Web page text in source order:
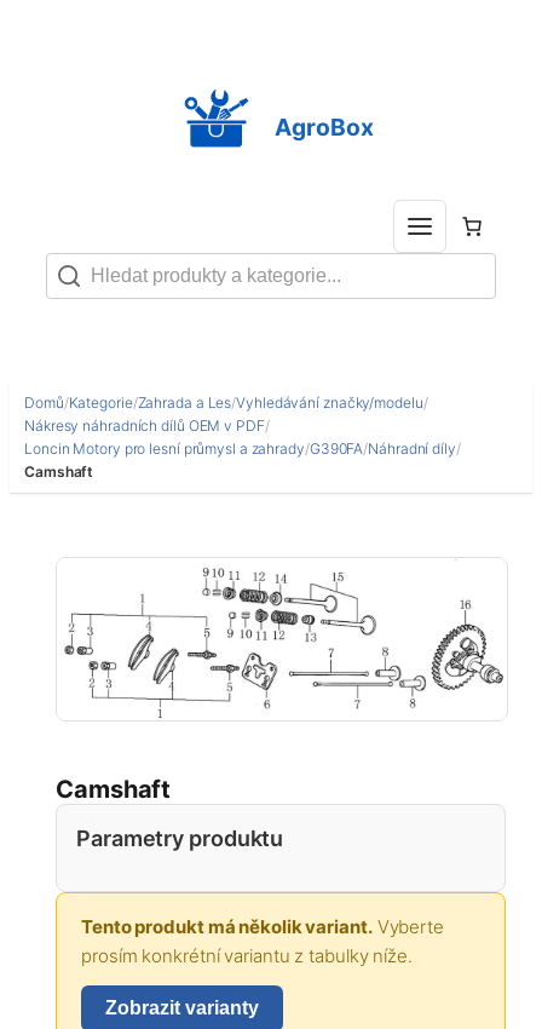
AgroBox
Domů/Kategorie/Zahrada a Les/Vyhledávání značky/modelu/
Nákresy náhradních dílů OEM v PDF/
Loncin Motory pro lesní průmysl a zahrady/G390FA/Náhradní díly/
Camshaft
Camshaft
Parametry produktu
Tento produkt má několik variant.Vyberte
prosím konkrétní variantu z tabulky níže.
Zobrazit varianty